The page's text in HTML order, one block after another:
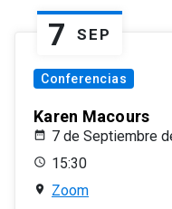
7 SEP
Conferencias
Karen Macours
7 de Septiembre
15:30
Zoom